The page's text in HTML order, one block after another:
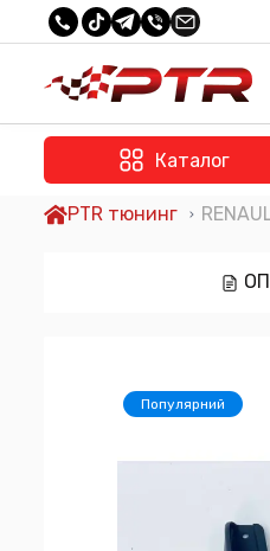
Каталог
PTR тюнинг
Популярний